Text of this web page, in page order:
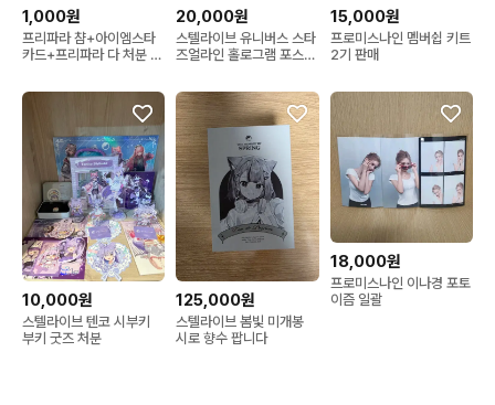
1,000원
프리파라 챰+아이엠스타
카드+프리파라 다 처분 합
20,000원
스텔라이브 유니버스 스타
즈얼라인 홀로그램 포스터
15,000원
프로미스나인 멤버쉽 키트
2기 판매
10,000원
스텔라이브 텐코 시부키
부키 굿즈 처분
125,000원
스텔라이브 봄빛 미개봉
시로 향수 팝니다
18,000원
프로미스나인 이나경 포토
이즘 일괄